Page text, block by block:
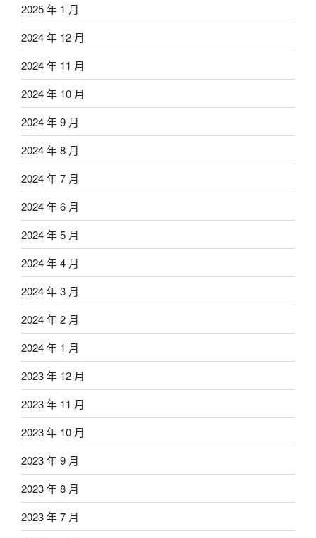
2025 年 1 月
2024 年 12 月
2024 年 11 月
2024 年 10 月
2024 年 9 月
2024 年 8 月
2024 年 7 月
2024 年 6 月
2024 年 5 月
2024 年 4 月
2024 年 3 月
2024 年 2 月
2024 年 1 月
2023 年 12 月
2023 年 11 月
2023 年 10 月
2023 年 9 月
2023 年 8 月
2023 年 7 月